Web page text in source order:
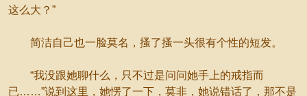
这么大？”
简洁自己也一脸莫名，搔了搔一头很有个性的短发。
“我没跟她聊什么，只不过是问问她手上的戒指而
已……”说到这里，她愣了一下，莫非，她说错话了，那不是